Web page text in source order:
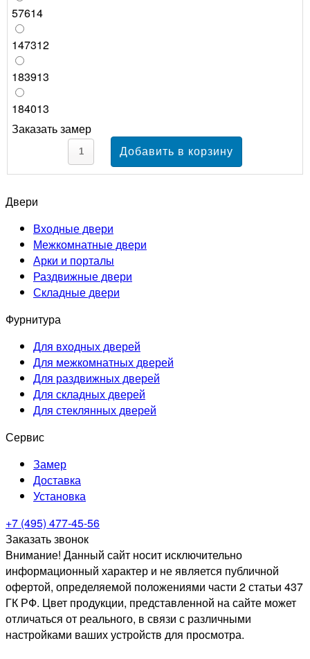
57614
147312
183913
184013
Заказать замер
Двери
Входные двери
Межкомнатные двери
Арки и порталы
Раздвижные двери
Складные двери
Фурнитура
Для входных дверей
Для межкомнатных дверей
Для раздвижных дверей
Для складных дверей
Для стеклянных дверей
Сервис
Замер
Доставка
Установка
+7 (495) 477-45-56
Заказать звонок
Внимание! Данный сайт носит исключительно
информационный характер и не является публичной
офертой, определяемой положениями части 2 статьи 437
ГК РФ. Цвет продукции, представленной на сайте может
отличаться от реального, в связи с различными
настройками ваших устройств для просмотра.